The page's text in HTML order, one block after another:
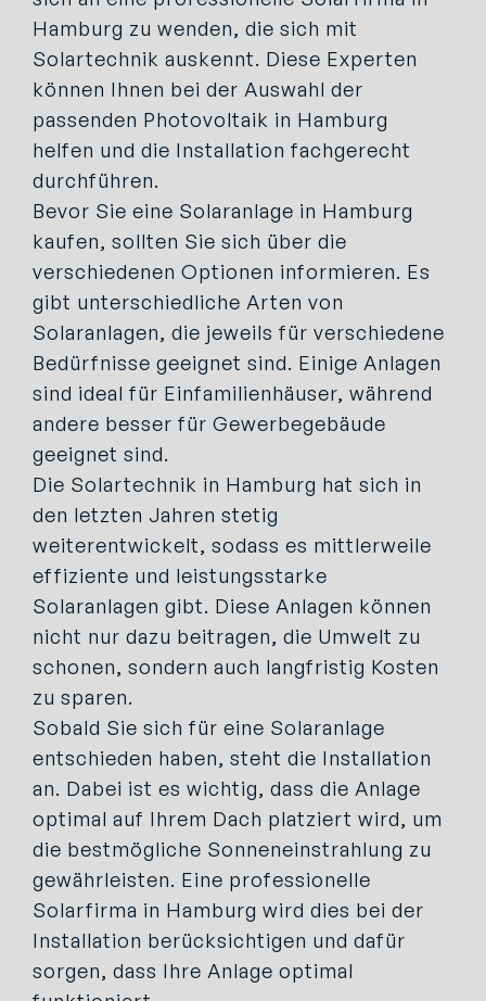
Hamburg zu wenden, die sich mit
Solartechnik auskennt. Diese Experten
können Ihnen bei der Auswahl der
passenden Photovoltaik in Hamburg
helfen und die Installation fachgerecht
durchführen.
Bevor Sie eine Solaranlage in Hamburg
kaufen, sollten Sie sich über die
verschiedenen Optionen informieren. Es
gibt unterschiedliche Arten von
Solaranlagen, die jeweils für verschiedene
Bedürfnisse geeignet sind. Einige Anlagen
sind ideal für Einfamilienhäuser, während
andere besser für Gewerbegebäude
geeignet sind.
Die Solartechnik in Hamburg hat sich in
den letzten Jahren stetig
weiterentwickelt, sodass es mittlerweile
effiziente und leistungsstarke
Solaranlagen gibt. Diese Anlagen können
nicht nur dazu beitragen, die Umwelt zu
schonen, sondern auch langfristig Kosten
zu sparen.
Sobald Sie sich für eine Solaranlage
entschieden haben, steht die Installation
an. Dabei ist es wichtig, dass die Anlage
optimal auf Ihrem Dach platziert wird, um
die bestmögliche Sonneneinstrahlung zu
gewährleisten. Eine professionelle
Solarfirma in Hamburg wird dies bei der
Installation berücksichtigen und dafür
sorgen, dass Ihre Anlage optimal